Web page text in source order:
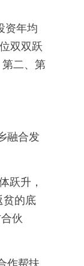
资年均
双双跃
二、第
融合发
跃升，
贫的底
伙
作帮扶